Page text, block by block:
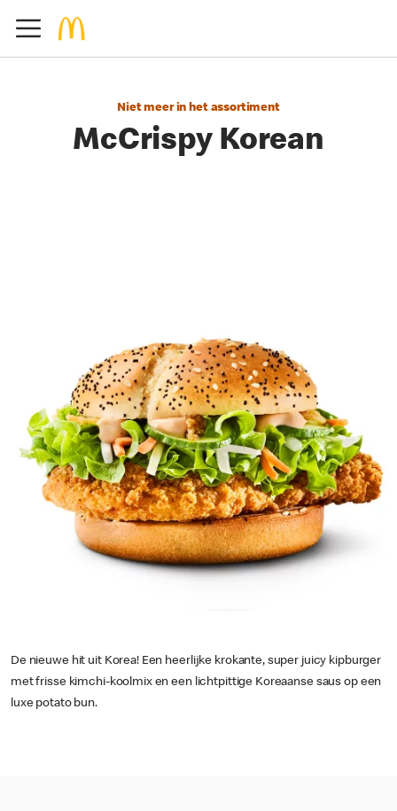
Niet meer in het assortiment
McCrispy Korean
De nieuwe hit uit Korea! Een heerlijke krokante, super juicy kipburger
met frisse kimchi-koolmix en een lichtpittige Koreaanse saus op een
luxe potato bun.